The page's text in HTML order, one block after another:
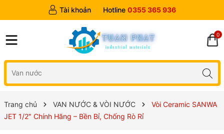
Tài khoản Hotline 0355 365 936
0
Trang chủ VAN NƯỚC & VÒI NƯỚC
Vòi Ceramic SANWA
JET 1/2″ Chính Hãng – Bền Bỉ, Chống Rò Rỉ